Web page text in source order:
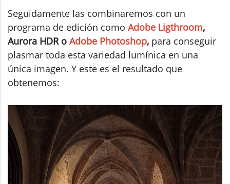
Seguidamente las combinaremos con un
programa de edición como Adobe Ligthroom,
Aurora HDR o Adobe Photoshop, para conseguir
plasmar toda esta variedad lumínica en una
única imagen. Y este es el resultado que
obtenemos: